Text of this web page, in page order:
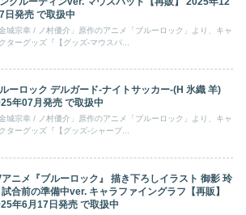
日発売 で取扱中
金城宗幸 / ノ村優介」原作のアニメ「ブルーロック」より、キャ
ターグッズ『【グッズ-マウスパ...
ーロック デルガード-ナイトサッカー-(H 氷織 羊)
年07月発売 で取扱中
金城宗幸 / ノ村優介」原作のアニメ「ブルーロック」より、キャ
ターグッズ『【グッズ-シャープ...
アニメ『ブルーロック』 描き下ろしイラスト 御影 玲
試合前の準備中ver. キャラファイングラフ【再販】
年6月17日発売 で取扱中